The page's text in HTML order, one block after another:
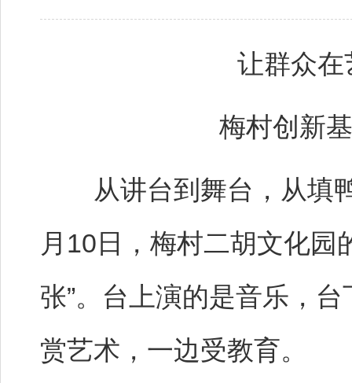
让群众在
梅村创新
从讲台到舞台，从填鸭
月10日，梅村二胡文化园
张”。台上演的是音乐，
赏艺术，一边受教育。